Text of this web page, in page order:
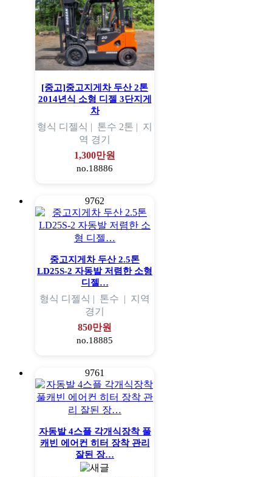
[중고]중고지게차 두산 2톤
2014년식 소형 디젤 3단지게
차
형식 디젤식 | 톤수 2톤 | 지
역 경기
1,300만원
no.18886
9762
중고지게차 두산 2.5톤
LD25S-2 자동발 저렴한 소형
디젤…
형식 디젤식 | 톤수 | 지역
경기
850만원
no.18885
9761
자동발 4스플 각개식장착 풀
캐빈 에어컨 히터 장착 관리
잘된 장…